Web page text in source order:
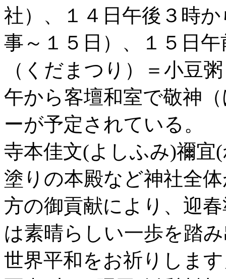
社）、１４日午後３時
事～１５日）、１５日
（くだまつり）＝小豆
午から客壇和室で敬神
ーが予定されている。
寺本佳文(よしふみ)禰宜
塗りの本殿など神社全
方の御貢献により、迎
は素晴らしい一歩を踏
世界平和をお祈りしま